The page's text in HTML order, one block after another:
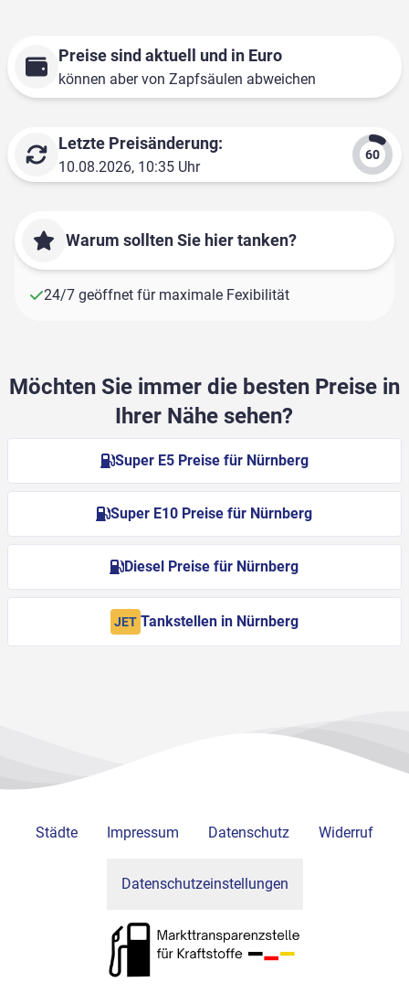
Preise sind aktuell und in Euro
können aber von Zapfsäulen abweichen
Letzte Preisänderung:
10.08.2026, 10:35 Uhr
Warum sollten Sie hier tanken?
24/7 geöffnet für maximale Fexibilität
Möchten Sie immer die besten Preise in
Ihrer Nähe sehen?
Super E5 Preise für Nürnberg
Super E10 Preise für Nürnberg
Diesel Preise für Nürnberg
JET Tankstellen in Nürnberg
Städte Impressum Datenschutz Widerruf
Datenschutzeinstellungen